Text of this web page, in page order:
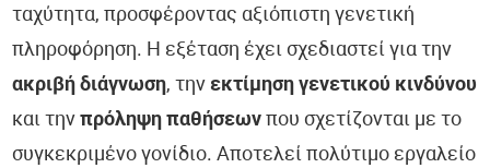
ταχύτητα, προσφέροντας αξιόπιστη γενετική
πληροφόρηση. Η εξέταση έχει σχεδιαστεί για την
ακριβή διάγνωση, τηνεκτίμηση γενετικού κινδύνου
και τηνπρόληψη παθήσεων που σχετίζονται με το
συγκεκριμένο γονίδιο. Αποτελεί πολύτιμο εργαλείο